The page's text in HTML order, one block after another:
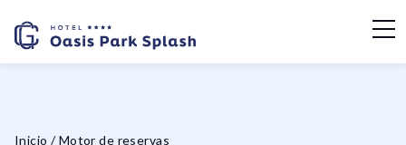
Inicio /Motor de reservas